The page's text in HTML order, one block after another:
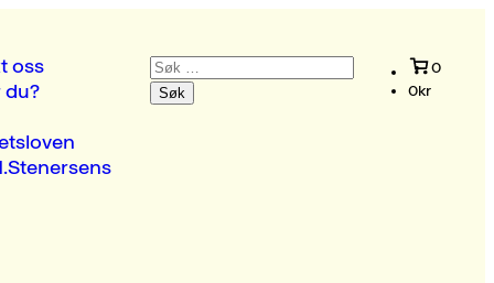
oss
du?
Søk
etter:
0
0kr